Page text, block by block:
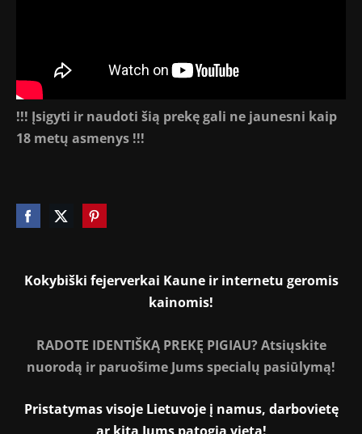
Kokybiški fejerverkai Kaune ir internetu geromis
kainomis!
RADOTE IDENTIŠKĄ PREKĘ PIGIAU? Atsiųskite
nuorodą ir paruošime Jums specialų pasiūlymą!
Pristatymas visoje Lietuvoje į namus, darbovietę
!!! Įsigyti ir naudoti šią prekę gali ne jaunesni kaip
18 metų asmenys !!!